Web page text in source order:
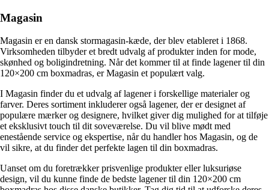
Magasin
Magasin er en dansk stormagasin-kæde, der blev etableret i 1868.
Virksomheden tilbyder et bredt udvalg af produkter inden for mode,
skønhed og boligindretning. Når det kommer til at finde lagener til din
120×200 cm boxmadras, er Magasin et populært valg.
I Magasin finder du et udvalg af lagener i forskellige materialer og
farver. Deres sortiment inkluderer også lagener, der er designet af
populære mærker og designere, hvilket giver dig mulighed for at tilføje
et eksklusivt touch til dit soveværelse. Du vil blive mødt med
enestående service og ekspertise, når du handler hos Magasin, og de
vil sikre, at du finder det perfekte lagen til din boxmadras.
Uanset om du foretrækker prisvenlige produkter eller luksuriøse
design, vil du kunne finde de bedste lagener til din 120×200 cm